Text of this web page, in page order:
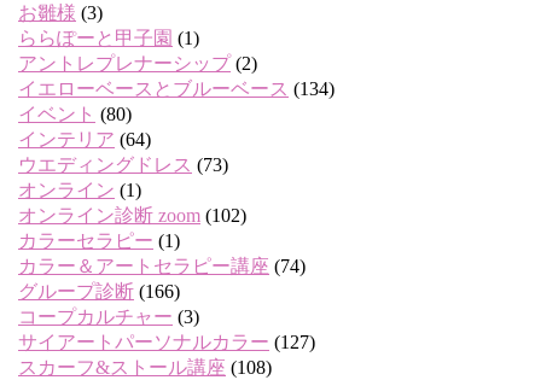
お雛様 (3)
ららぽーと甲子園 (1)
アントレプレナーシップ(2)
イエローベースとブルーベース (134)
イベント (80)
インテリア (64)
ウエディングドレス (73)
オンライン (1)
オンライン診断 zoom (102)
カラーセラピー (1)
カラー＆アートセラピー講座 (74)
グループ診断 (166)
コープカルチャー (3)
サイアートパーソナルカラー (127)
スカーフ&ストール講座 (108)